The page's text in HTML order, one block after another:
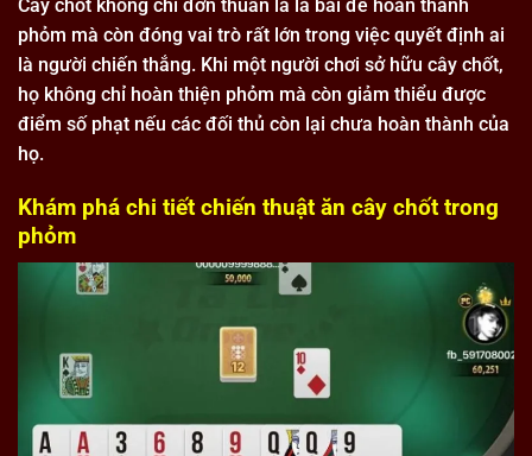
Cây chốt không chỉ đơn thuần là lá bài để hoàn thành
phỏm mà còn đóng vai trò rất lớn trong việc quyết định ai
là người chiến thắng. Khi một người chơi sở hữu cây chốt,
họ không chỉ hoàn thiện phỏm mà còn giảm thiểu được
điểm số phạt nếu các đối thủ còn lại chưa hoàn thành của
họ.
Khám phá chi tiết chiến thuật ăn cây chốt trong
phỏm